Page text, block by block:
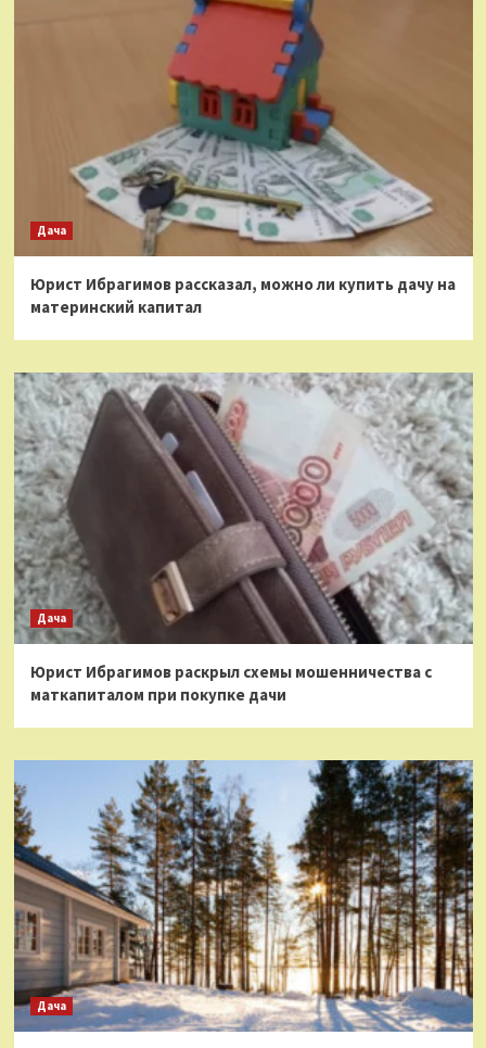
Дача
Юрист Ибрагимов рассказал, можно ли купить дачу на
материнский капитал
Дача
Юрист Ибрагимов раскрыл схемы мошенничества с
маткапиталом при покупке дачи
Дача